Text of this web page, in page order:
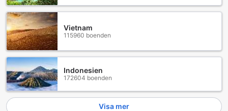
Vietnam
115960 boenden
Indonesien
172604 boenden
Visa mer